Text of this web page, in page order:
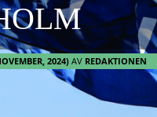
2024) AV REDAKTIONEN